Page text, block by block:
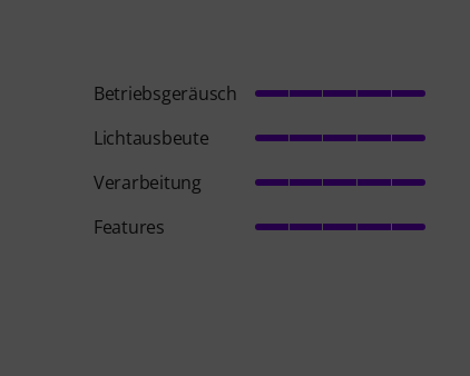
Betriebsgeräusch
Lichtausbeute
Verarbeitung
Features